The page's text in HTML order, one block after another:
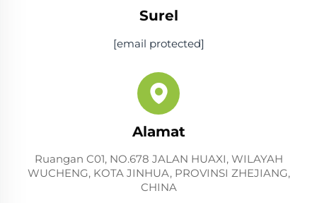
Surel
[email protected]
Alamat
Ruangan C01, NO.678 JALAN HUAXI, WILAYAH
WUCHENG, KOTA JINHUA, PROVINSI ZHEJIANG,
CHINA